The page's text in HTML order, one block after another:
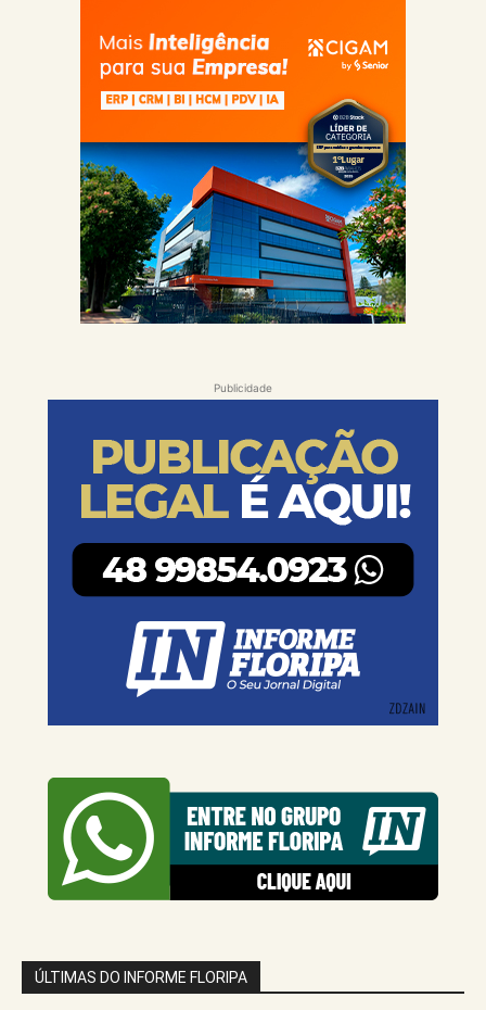
Publicidade
ÚLTIMAS DO INFORME FLORIPA